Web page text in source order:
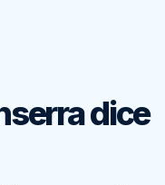
dice